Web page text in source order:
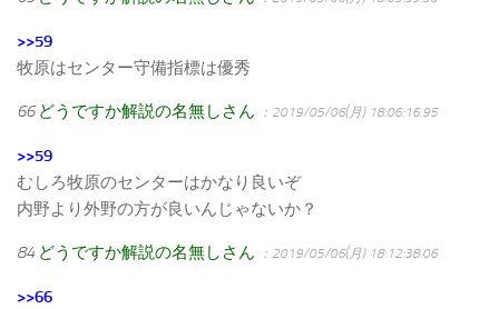
>>59
牧原はセンター守備指標は優秀
66 どうですか解説の名無しさん ：2019/05/06(月) 18:06:16.95
>>59
むしろ牧原のセンターはかなり良いぞ
内野より外野の方が良いんじゃないか？
84 どうですか解説の名無しさん ：2019/05/06(月) 18:12:38.06
>>66